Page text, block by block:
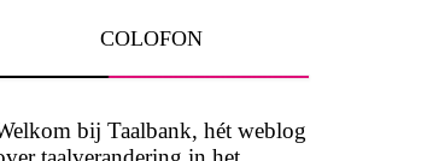
COLOFON
bij Taalbank, hét weblog